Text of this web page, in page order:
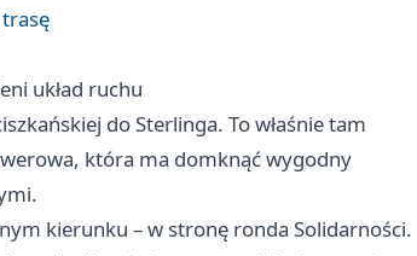
układ ruchu
do Sterlinga. To właśnie tam
która ma domknąć wygodny
kierunku – w stronę ronda Solidarności.